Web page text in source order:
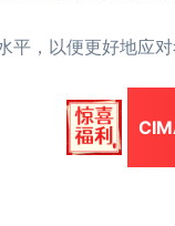
平，以便更好地应